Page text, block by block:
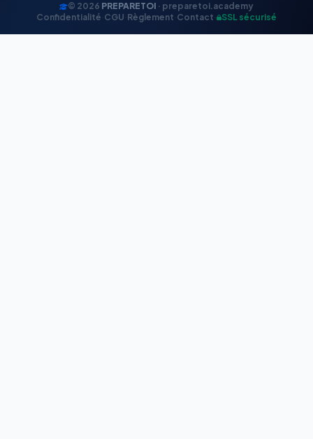
© 2026 PREPARETOI · preparetoi.academy
Confidentialité CGU Règlement Contact SSL sécurisé